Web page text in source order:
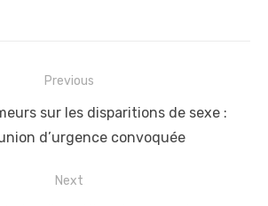
Previous
sur les disparitions de sexe :
d’urgence convoquée
Next